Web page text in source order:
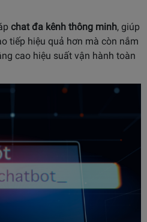
chat đa kênh thông minh, giúp
tiếp hiệu quả hơn mà còn nắm
cao hiệu suất vận hành toàn